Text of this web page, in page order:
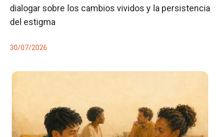
dialogar sobre los cambios vividos y la persistencia
del estigma
30/07/2026